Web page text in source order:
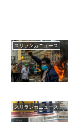
スリランカニュース
スリランカニュース